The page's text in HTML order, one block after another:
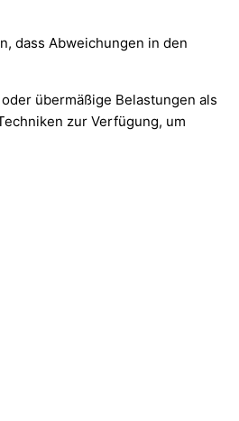
dass Abweichungen in den
übermäßige Belastungen als
zur Verfügung, um